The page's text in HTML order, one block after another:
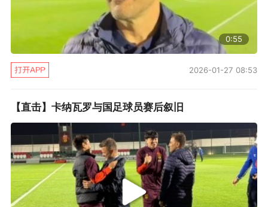
重回天河，许家印对他是寄予厚望的，至少卡纳
瓦罗已经不是2015年那个慢慢练级的菜鸟，而是
展现了世界顶级的执教水平的主教练。然而，在
讲求执行力的恒大，冠军才是硬道理，没有冠军
瓦罗进行考核的原因，到底一年前的换帅决定和
选择是不是正确的。假如许家印真要拿卡纳瓦罗
开刀的话，那也不是什么奇怪的事情。最坏的可
能是，一旦换帅的话，所有一切都得推倒重来。
众所周知，如今的恒大，正走在更新换代的
0:55
2026-01-27 08:53
【直击】卡纳瓦罗与国足球员赛后叙旧